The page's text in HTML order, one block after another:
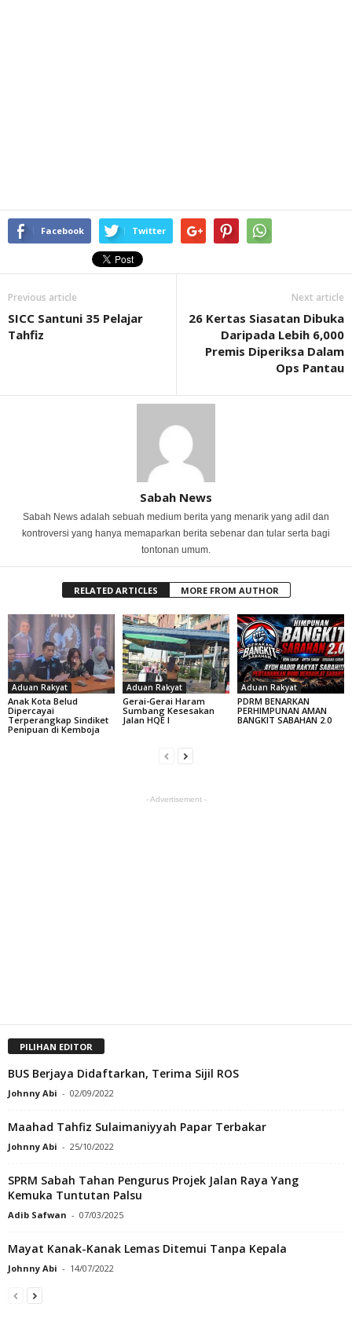
Facebook Twitter
Previous article
SICC Santuni 35 Pelajar
Tahfiz
Next article
26 Kertas Siasatan Dibuka
Daripada Lebih 6,000
Premis Diperiksa Dalam
Ops Pantau
Sabah News
Sabah News adalah sebuah medium berita yang menarik yang adil dan
kontroversi yang hanya memaparkan berita sebenar dan tular serta bagi
tontonan umum.
RELATED ARTICLES MORE FROM AUTHOR
Aduan Rakyat
Anak Kota Belud
Dipercayai
Terperangkap Sindiket
Penipuan di Kemboja
Aduan Rakyat
Gerai-Gerai Haram
Sumbang Kesesakan
Jalan HQE I
Aduan Rakyat
PDRM BENARKAN
PERHIMPUNAN AMAN
BANGKIT SABAHAN 2.0
- Advertisement -
PILIHAN EDITOR
BUS Berjaya Didaftarkan, Terima Sijil ROS
Johnny Abi - 02/09/2022
Maahad Tahfiz Sulaimaniyyah Papar Terbakar
Johnny Abi - 25/10/2022
SPRM Sabah Tahan Pengurus Projek Jalan Raya Yang
Kemuka Tuntutan Palsu
Adib Safwan - 07/03/2025
Mayat Kanak-Kanak Lemas Ditemui Tanpa Kepala
Johnny Abi - 14/07/2022